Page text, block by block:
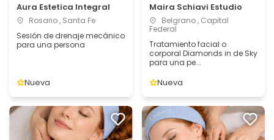
Aura Estetica Integral
Rosario , Santa Fe
Sesión de drenaje mecánico
para una persona
Nueva
Maira Schiavi Estudio
Belgrano , Capital
Federal
Tratamiento facial o
corporal Diamonds in de Sky
para una pe...
Nueva